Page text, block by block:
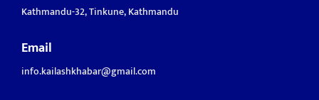
Kathmandu-32, Tinkune, Kathmandu
Email
info.kailashkhabar@gmail.com